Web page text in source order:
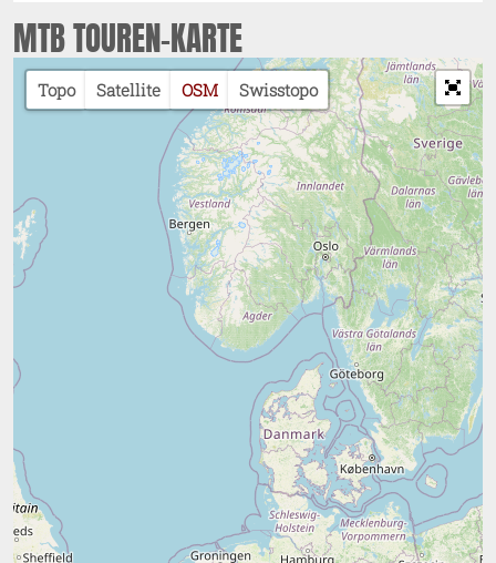
MTB TOUREN-KARTE
Topo Satellite OSM Swisstopo